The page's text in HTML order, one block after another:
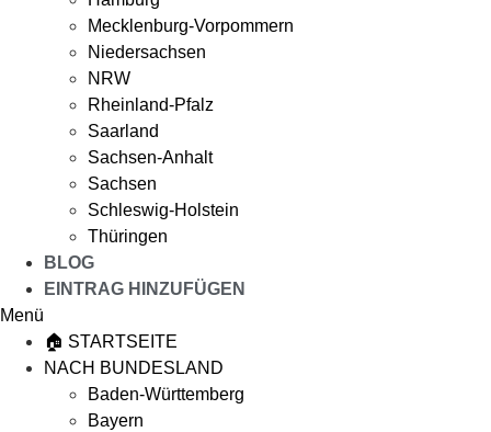
Mecklenburg-Vorpommern
Niedersachsen
NRW
Rheinland-Pfalz
Saarland
Sachsen-Anhalt
Sachsen
Schleswig-Holstein
Thüringen
BLOG
EINTRAG HINZUFÜGEN
Menü
🏠 STARTSEITE
NACH BUNDESLAND
Baden-Württemberg
Bayern